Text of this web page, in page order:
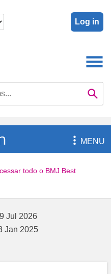
Log in

MENU
todo o BMJ Best
9 Jul 2026
Jan 2025